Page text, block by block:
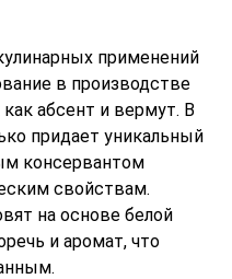
применений
в производстве
абсент и вермут. В
придает уникальный
консервантом
свойствам.
на основе белой
и аромат, что